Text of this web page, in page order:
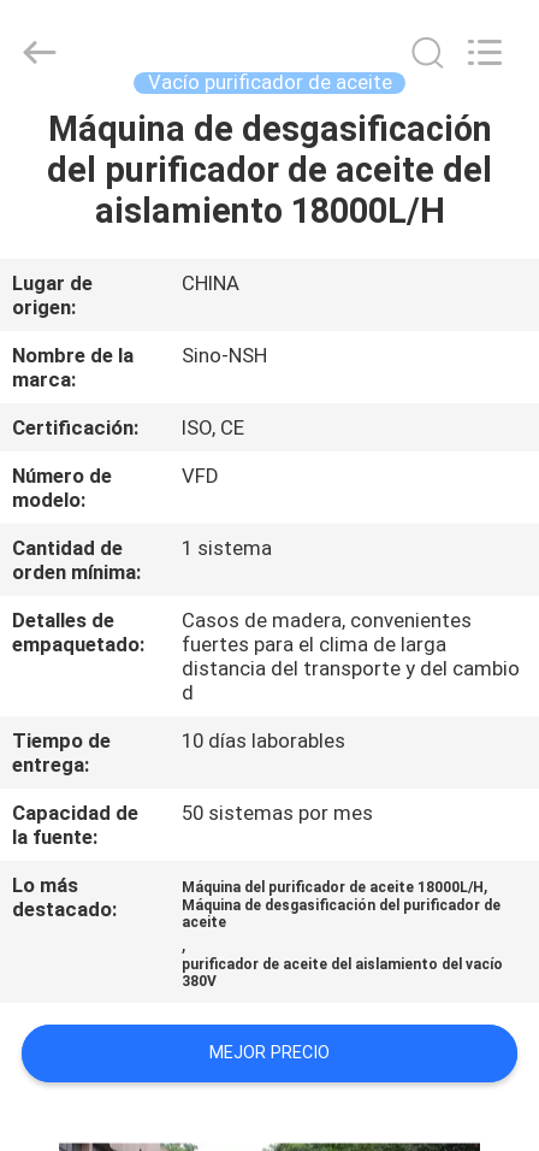
HOGAR
PRODUCTOS
SOBRE
NOSOTROS
VIAJE
DE
LA
DE
ÉNTRENOS
EN
CONTACTO
CON
PIDA
UNA
Purifier
Manufacture
Vacío purificador de aceite
Máquina de desgasificación
del purificador de aceite del
aislamiento 18000L/H
Lugar de
origen:
CHINA
Nombre de la
marca:
Sino-NSH
Certificación:
ISO, CE
Número de
modelo:
VFD
Cantidad de
orden mínima:
1 sistema
Detalles de
empaquetado:
Casos de madera, convenientes
fuertes para el clima de larga
distancia del transporte y del cambio
d
Tiempo de
entrega:
10 días laborables
Capacidad de
la fuente:
50 sistemas por mes
Lo más
destacado:
Máquina del purificador de aceite 18000L/H ,
Máquina de desgasificación del purificador de
aceite
,
purificador de aceite del aislamiento del vacío
380V
MEJOR PRECIO